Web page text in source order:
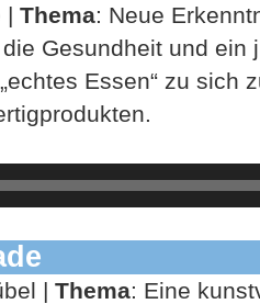
| Thema: Neue
Gesundheit und ein
Essen“ zu sich
| Thema: Eine